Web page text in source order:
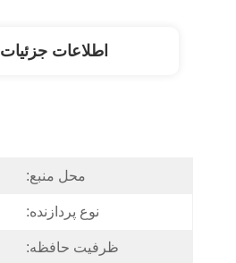
اطلاعات جزئیات
محل منبع:
نوع پردازنده:
ظرفیت حافظه: